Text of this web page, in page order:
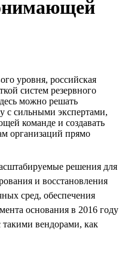
уровня, российская
систем резервного
можно решать
с сильными экспертами,
команде и создавать
организаций прямо
решения для
и восстановления
сред, обеспечения
основания в 2016 году
вендорами, как